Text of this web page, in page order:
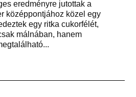
eredményre jutottak a
középpontjához közel egy
egy ritka cukorfélét,
málnában, hanem